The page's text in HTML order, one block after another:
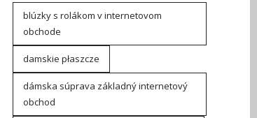
blúzky s rolákom v internetovom
obchode
damskie płaszcze
dámska súprava základný internetový
obchod